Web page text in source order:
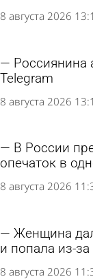
8 августа 2026
Россиянина
Telegram
8 августа 2026
В России
опечаток в
8 августа 2026
Женщина
и попала из-
8 августа 2026